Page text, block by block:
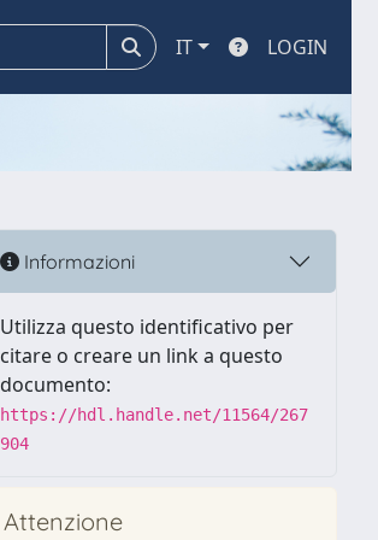
IT LOGIN
Informazioni
Utilizza questo identificativo per
citare o creare un link a questo
documento:
https://hdl.handle.net/11564/267
904
Attenzione